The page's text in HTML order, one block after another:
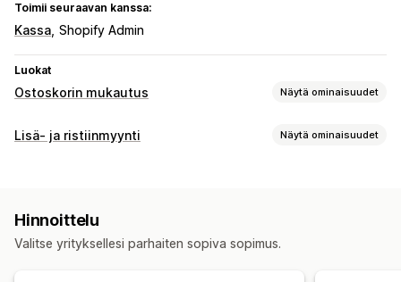
Toimii seuraavan kanssa:
Kassa Shopify Admin
Luokat
Ostoskorin mukautus Näytä ominaisuudet
Lisämyynti
Lisä- ja ristiinmyynti Näytä ominaisuudet
Edistymispalkki
Yhden klikkauksen lisäosat (add-ons) Veto-ostoskori
Hinnoittelu
Valitse yrityksellesi parhaiten sopiva sopimus.